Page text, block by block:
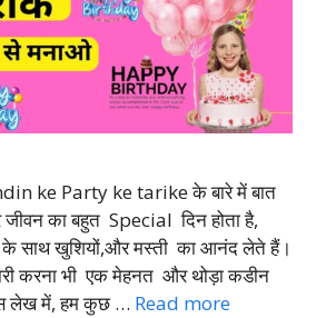
ke Party ke tarike के बारे में बात
का बहुत Special दिन होता है,
के साथ खुशियों,और मस्ती का आनंद लेते हैं।
करना भी एक मेहनत और थोड़ा कडीन
लेख में, हम कुछ … Read more